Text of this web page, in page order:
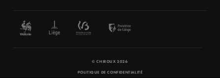
© CHIROUX 2026
POLITIQUE DE CONFIDENTIALITÉ